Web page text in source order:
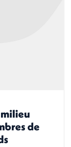
de